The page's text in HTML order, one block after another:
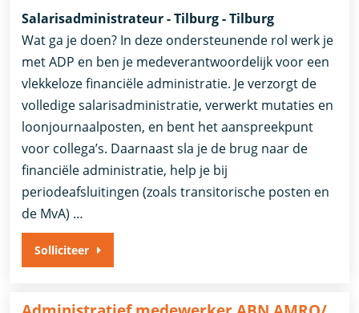
Salarisadministrateur - Tilburg - Tilburg
Wat ga je doen? In deze ondersteunende rol werk je
met ADP en ben je medeverantwoordelijk voor een
vlekkeloze financiële administratie. Je verzorgt de
volledige salarisadministratie, verwerkt mutaties en
loonjournaalposten, en bent het aanspreekpunt
voor collega’s. Daarnaast sla je de brug naar de
financiële administratie, help je bij
periodeafsluitingen (zoals transitorische posten en
de MvA) …
Solliciteer